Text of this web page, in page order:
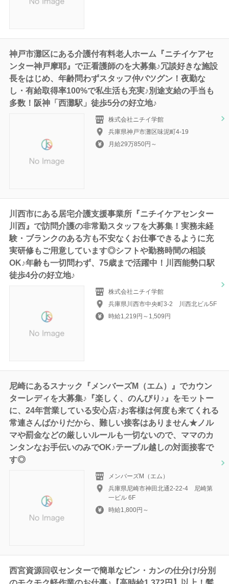
神戸市灘区にある介護付有料老人ホーム『ニチイケアセ
ンター神戸摩耶』で正看護師のを大募集♪冗談好きな施設
長をはじめ、年齢問わずスタッフ仲バツグン！夜勤な
し・有給取得率100%で私生活も充実♪別途支給の手当も
多数！阪神「西灘駅」徒歩5分の好立地♪
株式会社ニチイ学館
兵庫県神戸市灘区味泥町4-19
月給29万850円～
川西市にある居宅介護支援事業所『ニチイケアセンター
川西』で訪問介護の非常勤スタッフを大募集！実務未経
験・ブランクのある方も不安なくお仕事できるように充
実研修もご用意しています◎シフトや勤務時間の相談
OK♪年齢も一切問わず、75歳まで活躍中！川西能勢口駅
徒歩4分の好立地♪
株式会社ニチイ学館
兵庫県川西市中央町3-2 川西北ビル5F
時給1,219円～1,509円
尼崎にあるスナック『メンバーズM（エム）』でカウン
ターレディを大募集♪『楽しく、のんびり♪』をモットー
に、24年営業している安心店♪お客様は何度も来てくれる
常連さんばかりだから、難しい接客はありません★ノル
マや罰金などの厳しいルールも一切ないので、ママのカ
ンタンなお手伝いのみでOK♪テーブル越しの対面接客で
す◎
メンバーズM（エム）
兵庫県尼崎市神田北通2-22-4 尼崎第
一ビル 6F
時給1,800円～
西宮資源回収センターで簡単なビン・カンの仕分け/分別